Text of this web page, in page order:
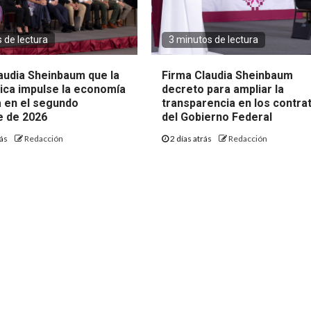
de lectura
Sheinbaum que la
impulse la economía
en el segundo
de 2026
Redacción
3 minutos de lectura
Firma Claudia Sheinbaum
decreto para ampliar la
transparencia en los
del Gobierno Federal
2 días atrás Redacción